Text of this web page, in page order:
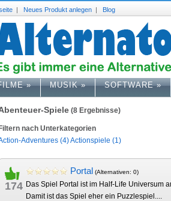
| Neues Produkt anlegen | Blog
» MUSIK» SOFTWARE»
Spiele (8 Ergebnisse)
Filtern nach Unterkategorien
Adventures (4)Actionspiele (1)
174
Portal (Alternativen: 0)
Das Spiel Portal ist im Half-Life Universum
Damit ist das Spiel eher ein Puzzlespiel....